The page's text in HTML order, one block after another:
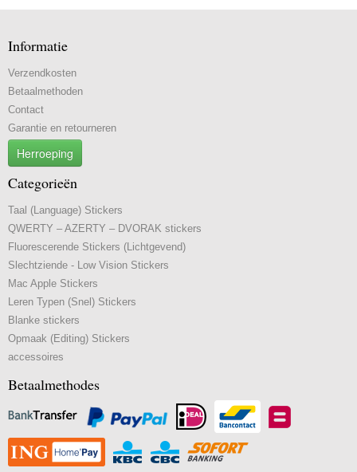
Informatie
Verzendkosten
Betaalmethoden
Contact
Garantie en retourneren
Herroeping
Categorieën
Taal (Language) Stickers
QWERTY – AZERTY – DVORAK stickers
Fluorescerende Stickers (Lichtgevend)
Slechtziende - Low Vision Stickers
Mac Apple Stickers
Leren Typen (Snel) Stickers
Blanke stickers
Opmaak (Editing) Stickers
accessoires
Betaalmethodes